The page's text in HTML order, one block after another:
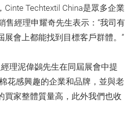
Techtextil China是眾多企業
售經理申耀奇先生表示：“我司有
會上都能找到目標客戶群體。”
理泥偉鷁先生在同屆展會中提
花感興趣的企業和品牌，並與老
買家整體質量高，此外我們也收